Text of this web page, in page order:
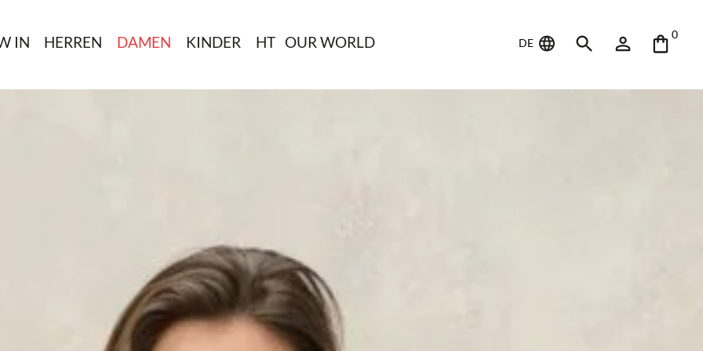
IN HERREN DAMEN KINDER HT OUR WORLD DE
0